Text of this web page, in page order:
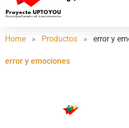
Home » Productos » error y
error y emociones